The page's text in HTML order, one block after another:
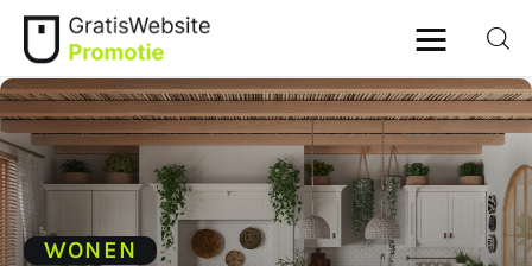
Home
Dieren
WONEN